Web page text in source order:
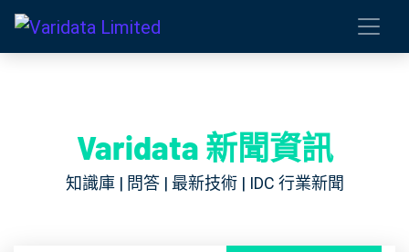
Varidata 新聞資訊
知識庫 | 問答 | 最新技術 | IDC 行業新聞